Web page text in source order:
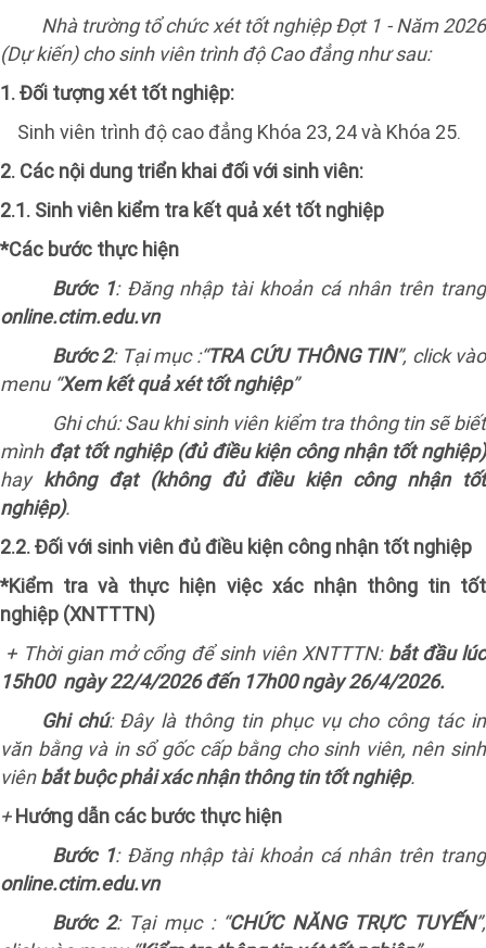
Nhà trường tổ chức xét tốt nghiệp Đợt 1 - Năm 2026
(Dự kiến) cho sinh viên trình độ Cao đẳng như sau:
1. Đối tượng xét tốt nghiệp:
Sinh viên trình độ cao đẳng Khóa 23, 24 và Khóa 25.
2. Các nội dung triển khai đối với sinh viên:
2.1. Sinh viên kiểm tra kết quả xét tốt nghiệp
*Các bước thực hiện
Bước 1: Đăng nhập tài khoản cá nhân trên trang
online.ctim.edu.vn
Bước 2: Tại mục :“TRA CỨU THÔNG TIN”, click vào
menu “Xem kết quả xét tốt nghiệp”
Ghi chú: Sau khi sinh viên kiểm tra thông tin sẽ biết
mình đạt tốt nghiệp (đủ điều kiện công nhận tốt nghiệp)
hay không đạt (không đủ điều kiện công nhận tốt
nghiệp).
2.2. Đối với sinh viên đủ điều kiện công nhận tốt nghiệp
*Kiểm tra và thực hiện việc xác nhận thông tin tốt
nghiệp (XNTTTN)
+ Thời gian mở cổng để sinh viên XNTTTN: bắt đầu lúc
15h00 ngày 22/4/2026 đến 17h00 ngày 26/4/2026.
Ghi chú: Đây là thông tin phục vụ cho công tác in
văn bằng và in sổ gốc cấp bằng cho sinh viên, nên sinh
viênbắt buộc phải xác nhận thông tin tốt nghiệp.
+Hướng dẫn các bước thực hiện
Bước 1: Đăng nhập tài khoản cá nhân trên trang
online.ctim.edu.vn
Bước 2: Tại mục : “CHỨC NĂNG TRỰC TUYẾN”,